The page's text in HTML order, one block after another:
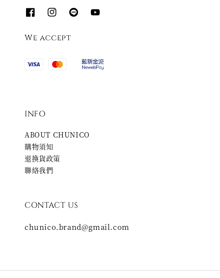
We accept
INFO
ABOUT CHUNICO
購物須知
退換貨政策
聯絡我們
CONTACT US
chunico.brand@gmail.com